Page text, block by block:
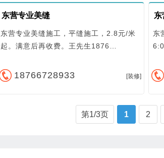
东营专业美缝
东营专业美缝施工，平缝施工，2.8元/米
起。满意后再收费。王先生1876…
18766728933 [装修]
东
东
第1/3页 1 2